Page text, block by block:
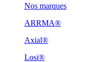
Nos marques
ARRMA®
Axial®
Losi®